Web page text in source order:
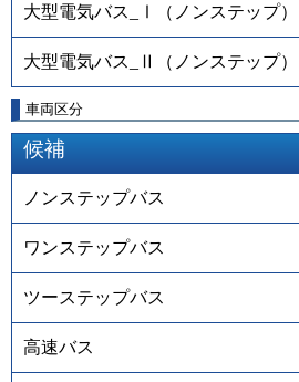
大型電気バス_Ⅰ（ノンステップ）
大型電気バス_Ⅱ（ノンステップ）
車両区分
候補
ノンステップバス
ワンステップバス
ツーステップバス
高速バス